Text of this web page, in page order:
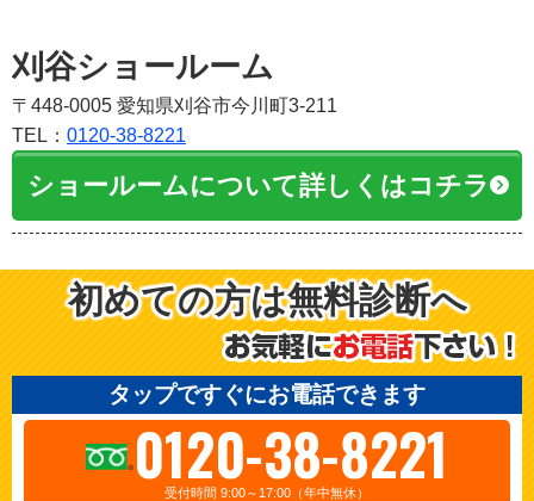
刈谷ショールーム
〒448-0005 愛知県刈谷市今川町3-211
TEL： 0120-38-8221
ショールームについて詳しくはコチラ
初めての方は無料診断へ
タップですぐにお電話できます
0120-38-8221
受付時間 9:00～17:00（年中無休）